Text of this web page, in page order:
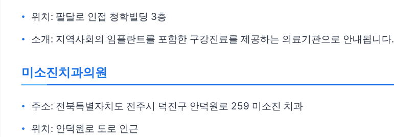
위치: 팔달로 인접 청학빌딩 3층
소개: 지역사회의 임플란트를 포함한 구강진료를 제공하는 의료기관으로 안내됩니다.
미소진치과의원
주소: 전북특별자치도 전주시 덕진구 안덕원로 259 미소진 치과
위치: 안덕원로 도로 인근